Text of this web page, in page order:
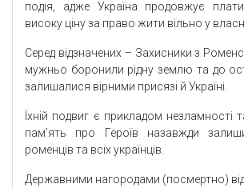
подія, адже Україна продовжує
високу ціну за право жити вільно у
Серед відзначених – Захисники з
мужньо боронили рідну землю та до
залишалися вірними присязі й Україні.
Їхній подвиг є прикладом незламності
пам’ять про Героїв назавжди
роменців та всіх українців.
Державними нагородами (посмертно)